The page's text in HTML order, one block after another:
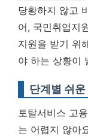
당황하지 않고
어, 국민취업지
지원을 받기 위
야 하는 상황이
단계별 쉬
토탈서비스 고
는 어렵지 않아